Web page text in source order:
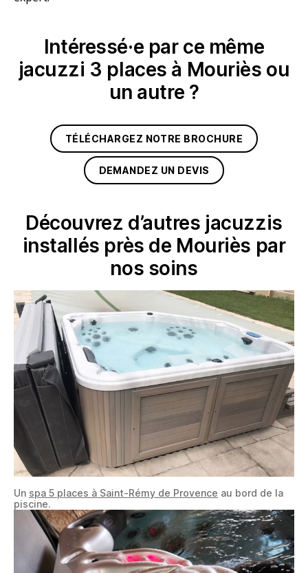
Intéressé·e par ce même
jacuzzi 3 places à Mouriès ou
un autre ?
TÉLÉCHARGEZ NOTRE BROCHURE
DEMANDEZ UN DEVIS
Découvrez d’autres jacuzzis
installés près de Mouriès par
nos soins
Un spa 5 places à Saint-Rémy de Provence au bord de la
piscine.